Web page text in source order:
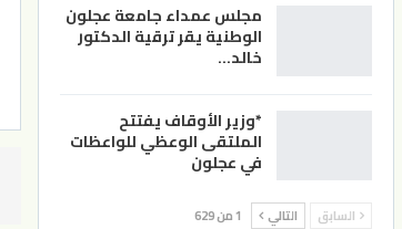
مجلس عمداء جامعة عجلون
الوطنية يقر ترقية الدكتور
خالد…
*وزير الأوقاف يفتتح
الملتقى الوعظي للواعظات
في عجلون
السابق التالي 1 من 629